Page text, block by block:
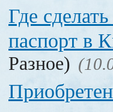
Где
паспорт в
Разное)